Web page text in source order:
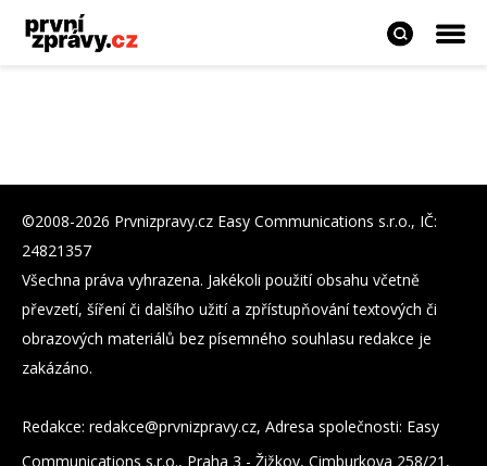
©2008-2026 Prvnizpravy.cz Easy Communications s.r.o., IČ:
24821357
Všechna práva vyhrazena. Jakékoli použití obsahu včetně
převzetí, šíření či dalšího užití a zpřístupňování textových či
obrazových materiálů bez písemného souhlasu redakce je
zakázáno.
Redakce: zc.yvarpzinvrp@eckader, Adresa společnosti: Easy
Communications s.r.o., Praha 3 - Žižkov, Cimburkova 258/21,